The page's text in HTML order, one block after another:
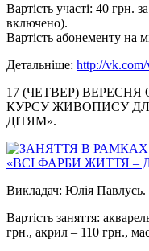
Вартість участі: 40 грн.
включено).
Вартість абонементу на
Детальніше: http://vk.com/
17 (ЧЕТВЕР) ВЕРЕСНЯ
КУРСУ ЖИВОПИСУ
ДІТЯМ».
Викладач: Юлія Павлусь.
Вартість заняття:
грн., акрил – 110 грн.,